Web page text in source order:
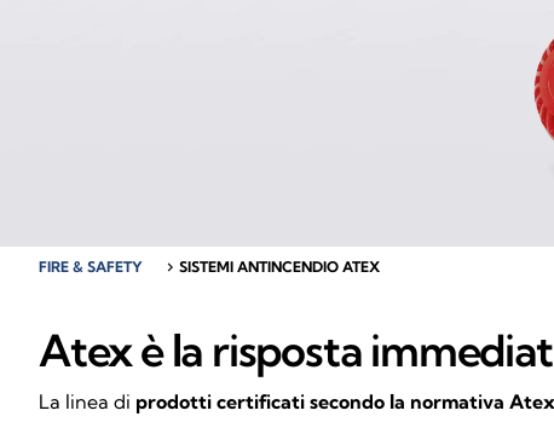
FIRE & SAFETY chevron_right SISTEMI ANTINCENDIO ATEX
Atex è la risposta
La linea di prodotti certificati secondo la normativa Atex